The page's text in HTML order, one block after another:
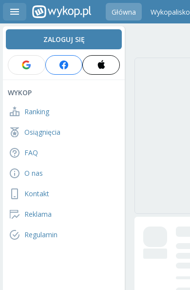
Główna Wykopalisko
ZALOGUJ SIĘ
WYKOP
Ranking
Osiągnięcia
FAQ
O nas
Kontakt
Reklama
Regulamin